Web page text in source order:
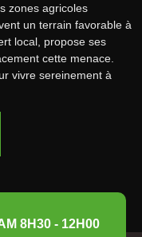
zones agricoles
un terrain favorable à
local, propose ses
cette menace.
vivre sereinement à
8H30 - 12H00